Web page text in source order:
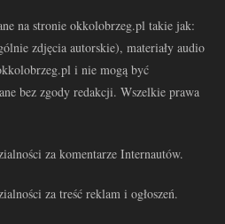
na stronie okkolobrzeg.pl takie jak:
zdjęcia autorskie), materiały audio
i nie mogą być
bez zgody redakcji. Wszelkie prawa
za komentarze Internautów.
za treść reklam i ogłoszeń.